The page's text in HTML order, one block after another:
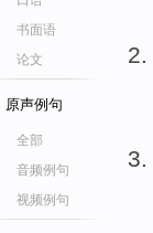
书面语
论文
原声例句
全部
音频例句
视频例句